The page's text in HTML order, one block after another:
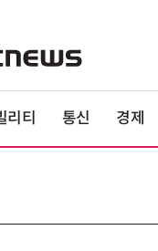
리티 통신 경제